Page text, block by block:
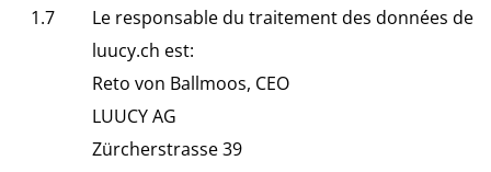
Le responsable du traitement des données de
luucy.ch est:
Reto von Ballmoos, CEO
LUUCY AG
Zürcherstrasse 39